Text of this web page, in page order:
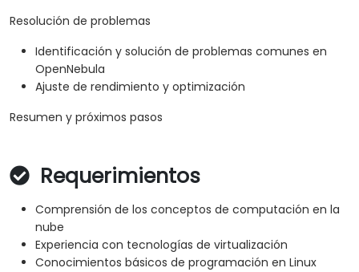
Resolución de problemas
Identificación y solución de problemas comunes en
OpenNebula
Ajuste de rendimiento y optimización
Resumen y próximos pasos
Requerimientos
Comprensión de los conceptos de computación en la
nube
Experiencia con tecnologías de virtualización
Conocimientos básicos de programación en Linux